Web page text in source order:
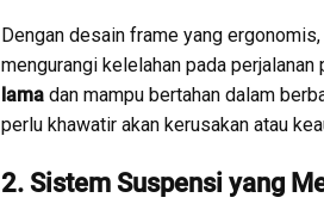
Dengan desain frame yang
mengurangi kelelahan pada
lama dan mampu bertahan dalam
perlu khawatir akan kerusakan atau
2. Sistem Suspensi yang